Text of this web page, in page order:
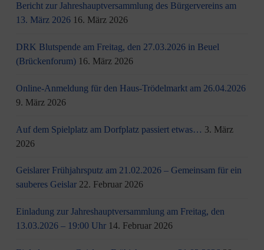
Bericht zur Jahreshauptversammlung des Bürgervereins am
13. März 2026 16. März 2026
DRK Blutspende am Freitag, den 27.03.2026 in Beuel
(Brückenforum) 16. März 2026
Online-Anmeldung für den Haus-Trödelmarkt am 26.04.2026
9. März 2026
Auf dem Spielplatz am Dorfplatz passiert etwas… 3. März
2026
Geislarer Frühjahrsputz am 21.02.2026 – Gemeinsam für ein
sauberes Geislar 22. Februar 2026
Einladung zur Jahreshauptversammlung am Freitag, den
13.03.2026 – 19:00 Uhr 14. Februar 2026